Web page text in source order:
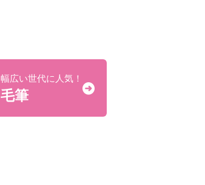
幅広い世代に人気！
毛筆